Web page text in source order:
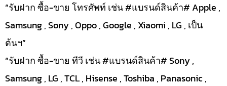
“รับฝาก ซื้อ-ขาย โทรศัพท์ เช่น #แบรนด์สินค้า# Apple ,
Samsung , Sony , Oppo , Google , Xiaomi , LG , เป็น
ต้นฯ”
“รับฝาก ซื้อ-ขาย ทีวี เช่น #แบรนด์สินค้า# Sony ,
Samsung , LG , TCL , Hisense , Toshiba , Panasonic ,